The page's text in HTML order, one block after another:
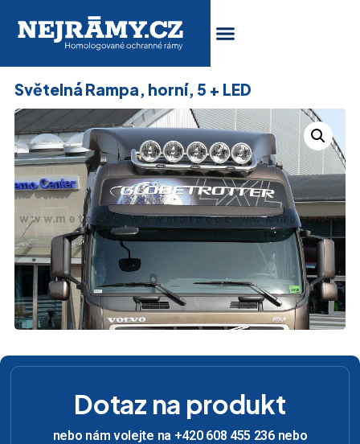
Světelná Rampa, horní, 5 + LED
Dotaz na produkt
nebo nám volejte na +420 608 455 236 nebo